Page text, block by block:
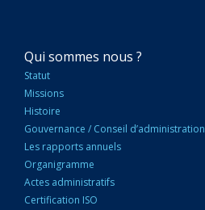
NAVIGATION
PRINCIPALE
Qui sommes nous ?
Statut
Missions
Histoire
Gouvernance / Conseil d’administration
Les rapports annuels
Organigramme
Actes administratifs
Certification ISO